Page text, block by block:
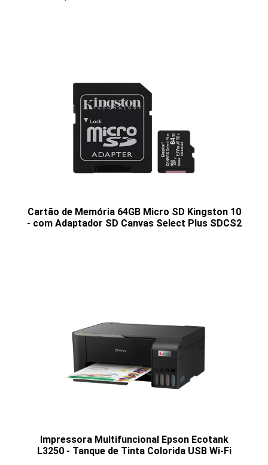
Cartão de Memória 64GB Micro SD Kingston 10
- com Adaptador SD Canvas Select Plus SDCS2
Impressora Multifuncional Epson Ecotank
L3250 - Tanque de Tinta Colorida USB Wi-Fi